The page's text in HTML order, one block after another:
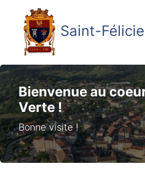
Saint-
Bienvenue au
Verte !
Bonne visite !